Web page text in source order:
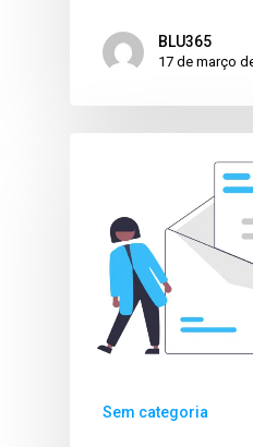
BLU365
17 de março
Sem categoria